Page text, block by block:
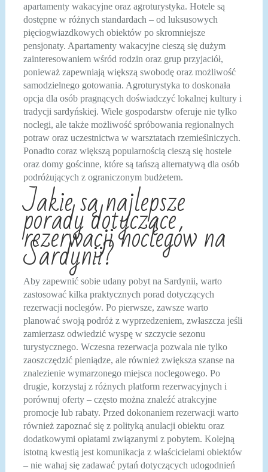
apartamenty wakacyjne oraz agroturystyka. Hotele są
dostępne w różnych standardach – od luksusowych
pięciogwiazdkowych obiektów po skromniejsze
pensjonaty. Apartamenty wakacyjne cieszą się dużym
zainteresowaniem wśród rodzin oraz grup przyjaciół,
ponieważ zapewniają większą swobodę oraz możliwość
samodzielnego gotowania. Agroturystyka to doskonała
opcja dla osób pragnących doświadczyć lokalnej kultury i
tradycji sardyńskiej. Wiele gospodarstw oferuje nie tylko
noclegi, ale także możliwość spróbowania regionalnych
potraw oraz uczestnictwa w warsztatach rzemieślniczych.
Ponadto coraz większą popularnością cieszą się hostele
oraz domy gościnne, które są tańszą alternatywą dla osób
podróżujących z ograniczonym budżetem.
Jakie są najlepsze
porady dotyczące
rezerwacji noclegów na
Sardynii?
Aby zapewnić sobie udany pobyt na Sardynii, warto
zastosować kilka praktycznych porad dotyczących
rezerwacji noclegów. Po pierwsze, zawsze warto
planować swoją podróż z wyprzedzeniem, zwłaszcza jeśli
zamierzasz odwiedzić wyspę w szczycie sezonu
turystycznego. Wczesna rezerwacja pozwala nie tylko
zaoszczędzić pieniądze, ale również zwiększa szanse na
znalezienie wymarzonego miejsca noclegowego. Po
drugie, korzystaj z różnych platform rezerwacyjnych i
porównuj oferty – często można znaleźć atrakcyjne
promocje lub rabaty. Przed dokonaniem rezerwacji warto
również zapoznać się z polityką anulacji obiektu oraz
dodatkowymi opłatami związanymi z pobytem. Kolejną
istotną kwestią jest komunikacja z właścicielami obiektów
– nie wahaj się zadawać pytań dotyczących udogodnień